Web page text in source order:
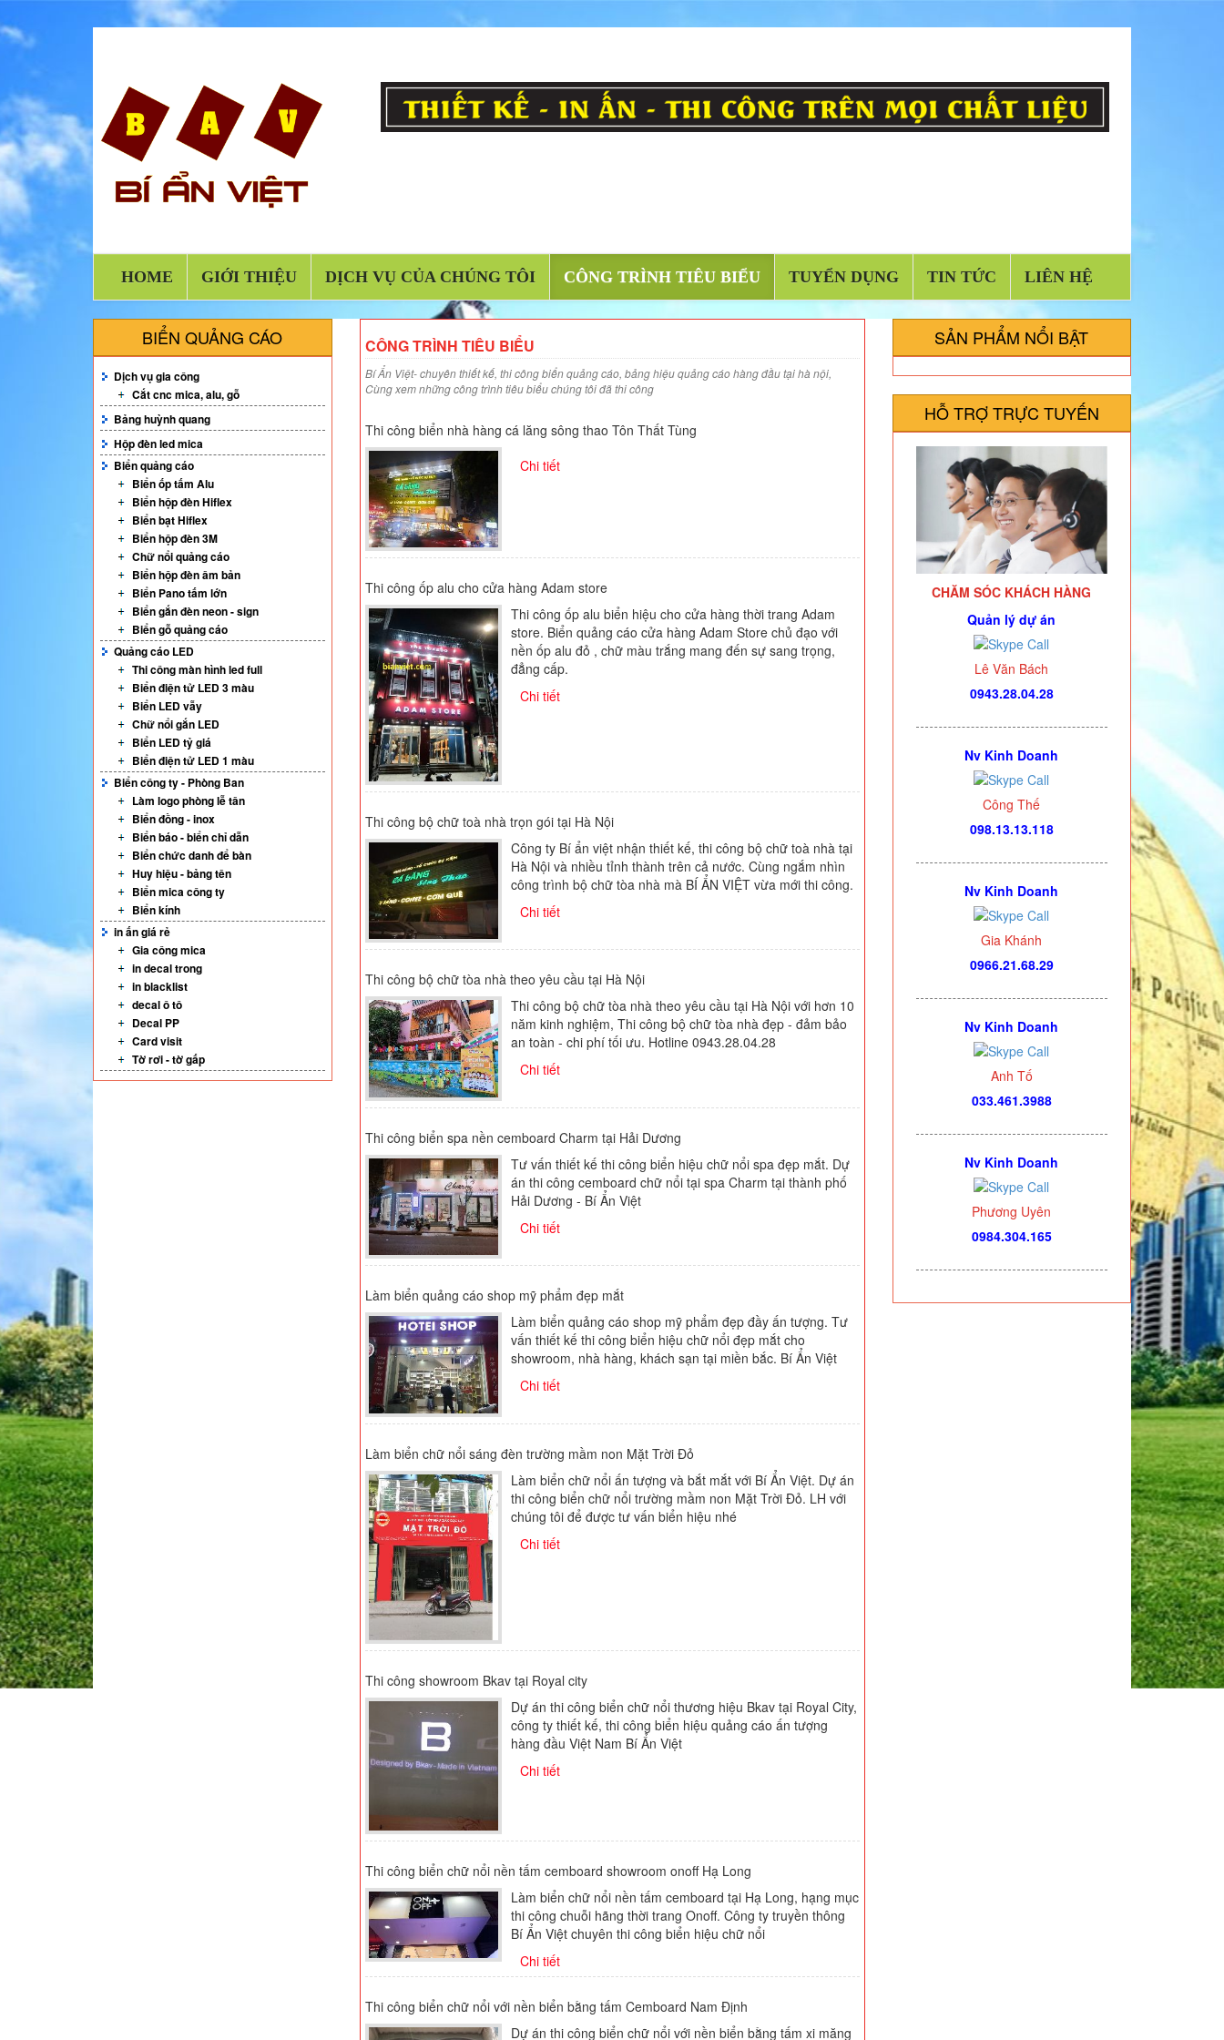
HOME GIỚI THIỆU DỊCH VỤ CỦA CHÚNG TÔI CÔNG TRÌNH TIÊU BIỂU TUYỂN DỤNG TIN TỨC LIÊN HỆ
BIỂN QUẢNG CÁO
Dịch vụ gia công
Cắt cnc mica, alu, gỗ
Bảng huỳnh quang
Hộp đèn led mica
Biển quảng cáo
Biển ốp tấm Alu
Biển hộp đèn Hiflex
Biển bạt Hiflex
Biển hộp đèn 3M
Chữ nổi quảng cáo
Biển hộp đèn âm bản
Biển Pano tấm lớn
Biển gắn đèn neon - sign
Biển gỗ quảng cáo
Quảng cáo LED
Thi công màn hình led full
Biển điện tử LED 3 màu
Biển LED vẫy
Chữ nổi gắn LED
Biển LED tỷ giá
Biển điện tử LED 1 màu
Biển công ty - Phòng Ban
Làm logo phòng lễ tân
Biển đồng - inox
Biển báo - biển chỉ dẫn
Biển chức danh để bàn
Huy hiệu - bảng tên
Biển mica công ty
Biển kính
in ấn giá rẻ
Gia công mica
in decal trong
in blacklist
decal ô tô
Decal PP
Card visit
Tờ rơi - tờ gấp
CÔNG TRÌNH TIÊU BIỂU
Bí Ẩn Việt- chuyên thiết kế, thi công biển quảng cáo, bảng hiệu quảng cáo hàng đầu tại hà nội,
Cùng xem những công trình tiêu biểu chúng tôi đã thi công
Thi công biển nhà hàng cá lăng sông thao Tôn Thất Tùng
Chi tiết
Thi công ốp alu cho cửa hàng Adam store
Thi công ốp alu biển hiệu cho cửa hàng thời trang Adam
store. Biển quảng cáo cửa hàng Adam Store chủ đạo với
nền ốp alu đỏ , chữ màu trắng mang đến sự sang trọng,
đẳng cấp.
Chi tiết
Thi công bộ chữ toà nhà trọn gói tại Hà Nội
Công ty Bí ẩn việt nhận thiết kế, thi công bộ chữ toà nhà tại
Hà Nội và nhiều tỉnh thành trên cả nước. Cùng ngắm nhìn
công trình bộ chữ tòa nhà mà BÍ ẨN VIỆT vừa mới thi công.
Chi tiết
Thi công bộ chữ tòa nhà theo yêu cầu tại Hà Nội
Thi công bộ chữ tòa nhà theo yêu cầu tại Hà Nội với hơn 10
năm kinh nghiệm, Thi công bộ chữ tòa nhà đẹp - đảm bảo
an toàn - chi phí tối ưu. Hotline 0943.28.04.28
Chi tiết
Thi công biển spa nền cemboard Charm tại Hải Dương
Tư vấn thiết kế thi công biển hiệu chữ nổi spa đẹp mắt. Dự
án thi công cemboard chữ nổi tại spa Charm tại thành phố
Hải Dương - Bí Ẩn Việt
Chi tiết
Làm biển quảng cáo shop mỹ phẩm đẹp mắt
Làm biển quảng cáo shop mỹ phẩm đẹp đầy ấn tượng. Tư
vấn thiết kế thi công biển hiệu chữ nổi đẹp mắt cho
showroom, nhà hàng, khách sạn tại miền bắc. Bí Ẩn Việt
Chi tiết
Làm biển chữ nổi sáng đèn trường mầm non Mặt Trời Đỏ
Làm biển chữ nổi ấn tượng và bắt mắt với Bí Ẩn Việt. Dự án
thi công biển chữ nổi trường mầm non Mặt Trời Đỏ. LH với
chúng tôi để được tư vấn biển hiệu nhé
Chi tiết
Thi công showroom Bkav tại Royal city
Dự án thi công biển chữ nổi thương hiệu Bkav tại Royal City,
công ty thiết kế, thi công biển hiệu quảng cáo ấn tượng
hàng đầu Việt Nam Bí Ẩn Việt
Chi tiết
Thi công biển chữ nổi nền tấm cemboard showroom onoff Hạ Long
Làm biển chữ nổi nền tấm cemboard tại Hạ Long, hạng mục
thi công chuỗi hãng thời trang Onoff. Công ty truyền thông
Bí Ẩn Việt chuyên thi công biển hiệu chữ nổi
Chi tiết
Thi công biển chữ nổi với nền biển bằng tấm Cemboard Nam Định
Dự án thi công biển chữ nổi với nền biển bằng tấm xi măng
SẢN PHẨM NỔI BẬT
HỖ TRỢ TRỰC TUYẾN
CHĂM SÓC KHÁCH HÀNG
Quản lý dự án
Lê Văn Bách
0943.28.04.28
Nv Kinh Doanh
Công Thế
098.13.13.118
Nv Kinh Doanh
Gia Khánh
0966.21.68.29
Nv Kinh Doanh
Anh Tố
033.461.3988
Nv Kinh Doanh
Phương Uyên
0984.304.165